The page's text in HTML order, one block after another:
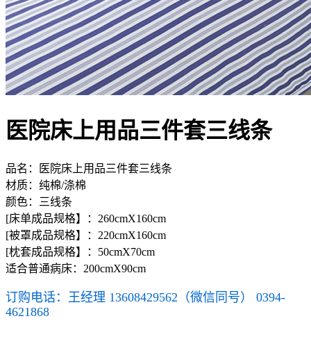
医院床上用品三件套三线条
品名：医院床上用品三件套三线条
材质：纯棉/涤棉
颜色：三线条
[床单成品规格】：260cmX160cm
[被罩成品规格】：220cmX160cm
[枕套成品规格】：50cmX70cm
适合普通病床：200cmX90cm
订购电话：王经理 13608429562（微信同号） 0394-
4621868